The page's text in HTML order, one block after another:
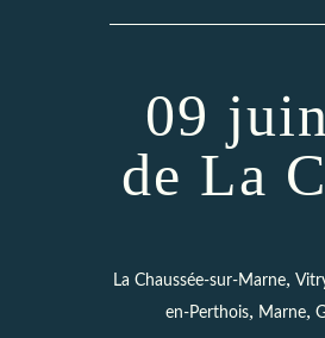
09
de La
La Chaussée-sur-Marne,
en-Perthois, Marne,